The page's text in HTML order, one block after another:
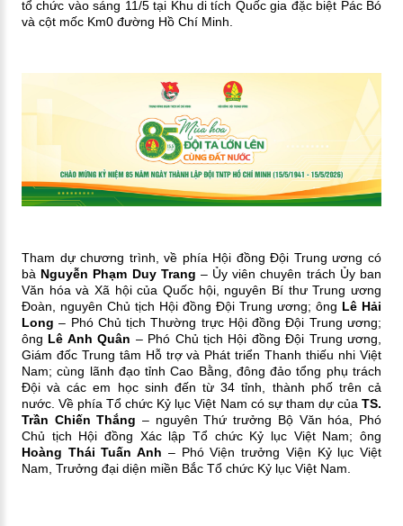
tổ chức vào sáng 11/5 tại Khu di tích Quốc gia đặc biệt Pác Bó
và cột mốc Km0 đường Hồ Chí Minh.
Tham dự chương trình, về phía Hội đồng Đội Trung ương có
bà Nguyễn Phạm Duy Trang – Ủy viên chuyên trách Ủy ban
Văn hóa và Xã hội của Quốc hội, nguyên Bí thư Trung ương
Đoàn, nguyên Chủ tịch Hội đồng Đội Trung ương; ông Lê Hải
Long – Phó Chủ tịch Thường trực Hội đồng Đội Trung ương;
ông Lê Anh Quân – Phó Chủ tịch Hội đồng Đội Trung ương,
Giám đốc Trung tâm Hỗ trợ và Phát triển Thanh thiếu nhi Việt
Nam; cùng lãnh đạo tỉnh Cao Bằng, đông đảo tổng phụ trách
Đội và các em học sinh đến từ 34 tỉnh, thành phố trên cả
nước.Về phía Tổ chức Kỷ lục Việt Nam có sự tham dự củaTS.
Trần Chiến Thắng – nguyên Thứ trưởng Bộ Văn hóa, Phó
Chủ tịch Hội đồng Xác lập Tổ chức Kỷ lục Việt Nam; ông
Hoàng Thái Tuấn Anh – Phó Viện trưởng Viện Kỷ lục Việt
Nam, Trưởng đại diện miền Bắc Tổ chức Kỷ lục Việt Nam.